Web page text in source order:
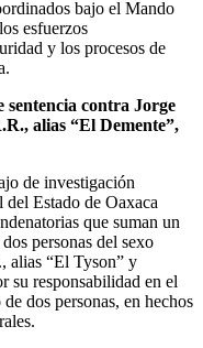
bajo el Mando
esfuerzos
y los procesos de
sentencia contra Jorge
alias “El Demente”,
de investigación
Estado de Oaxaca
que suman un
personas del sexo
alias “El Tyson” y
su responsabilidad en el
dos personas, en hechos